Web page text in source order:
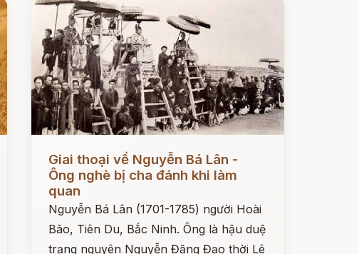
Giai thoại về Nguyễn Bá Lân -
Ông nghè bị cha đánh khi làm
quan
Nguyễn Bá Lân (1701-1785) người Hoài
Bão, Tiên Du, Bắc Ninh. Ông là hậu duệ
trạng nguyên Nguyễn Đăng Đạo thời Lê